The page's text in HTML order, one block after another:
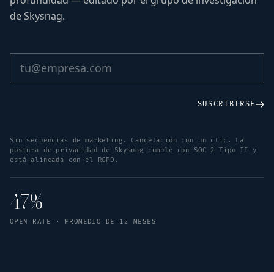
de Skysnag.
SUSCRIBIRSE
Sin secuencias de marketing. Cancelación con un clic. La
postura de privacidad de Skysnag cumple con SOC 2 Tipo II y
está alineada con el RGPD.
47%
OPEN RATE · PROMEDIO DE 12 MESES